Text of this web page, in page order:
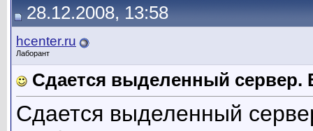
28.12.2008, 13:58
hcenter.ru
Лаборант
Сдается выделенный сервер.
Сдается выделенный